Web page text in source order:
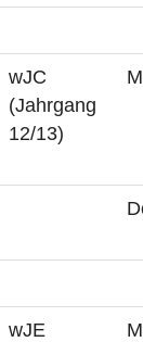
wJC
(Jahrgang
12/13)
wJE